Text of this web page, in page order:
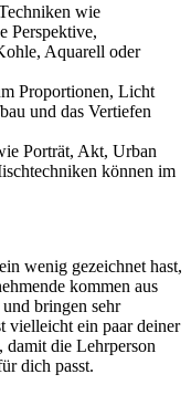
wie
Perspektive,
Aquarell oder
Proportionen, Licht
und das Vertiefen
Porträt, Akt, Urban
können im
wenig gezeichnet hast,
kommen aus
bringen sehr
vielleicht ein paar deiner
die Lehrperson
dich passt.